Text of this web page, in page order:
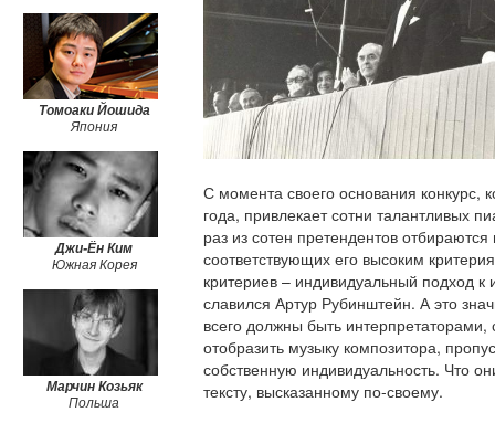
Томоаки Йошида
Япония
Джи-Ён Ким
Южная Корея
Марчин Козьяк
Польша
С момента своего основания конкурс,
года, привлекает сотни талантливых
раз из сотен претендентов
соответствующих его высоким
критериев – индивидуальный подход к
славился Артур Рубинштейн. А это
всего должны быть
отобразить музыку композитора,
собственную индивидуальность. Что
тексту, высказанному по-своему.